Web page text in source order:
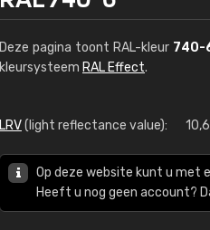
Deze pagina toont RAL-kleur 740-
kleursysteem RAL Effect.
LRV(light reflectance value):
Op deze website kunt u met
Heeft u nog geen account?